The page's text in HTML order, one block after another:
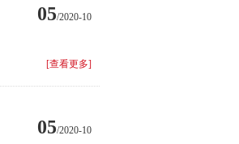
05/2020-10
[查看更多]
05/2020-10